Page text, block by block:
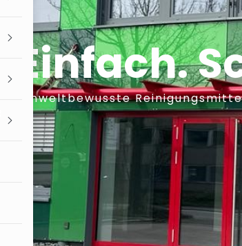
Einfach.
Umweltbewusste